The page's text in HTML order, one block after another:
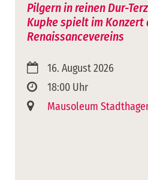
Pilgern in reinen Dur-
Kupke spielt im Konzert
Renaissancevereins
16. August 2026
18:00 Uhr
Mausoleum